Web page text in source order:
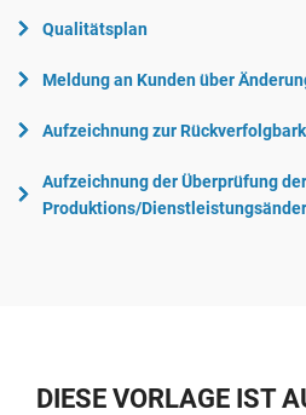
Qualitätsplan
Meldung an Kunden über
Aufzeichnung zur
Aufzeichnung der Überprüfung der
Produktions/
DIESE VORLAGE IST